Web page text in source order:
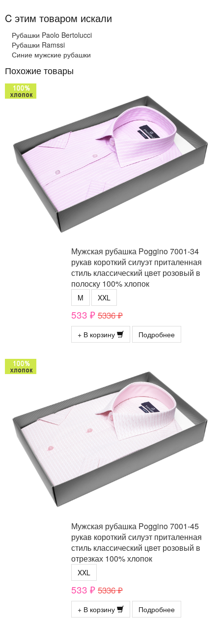
C этим товаром искали
Рубашки Paolo Bertolucci
Рубашки Ramssi
Синие мужские рубашки
Похожие товары
Мужская рубашка Poggino 7001-34
рукав короткий силуэт приталенная
стиль классический цвет розовый в
полоску 100% хлопок
M XXL
533 ₽ 5336 ₽
+ В корзину Подробнее
Мужская рубашка Poggino 7001-45
рукав короткий силуэт приталенная
стиль классический цвет розовый в
отрезках 100% хлопок
XXL
533 ₽ 5336 ₽
+ В корзину Подробнее